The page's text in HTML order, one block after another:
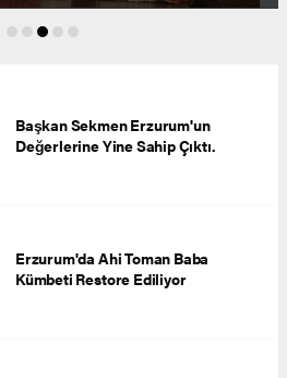
Başkan Sekmen Erzurum'un
Değerlerine Yine Sahip Çıktı.
Erzurum'da Ahi Toman Baba
Kümbeti Restore Ediliyor